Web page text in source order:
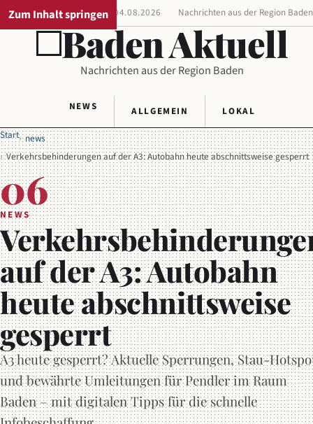
Zum Inhalt springen
REGIONALAUSGABE 04.08.2026 Nachrichten aus der Region Baden
Baden Aktuell
Nachrichten aus der Region Baden
NEWS ALLGEMEIN
LOKAL
Start news
Verkehrsbehinderungen auf der A3: Autobahn heute abschnittsweise gesperrt
06
NEWS
auf der A3: Autobahn
heute abschnittsweise
gesperrt
A3 heute gesperrt? Aktuelle Sperrungen, Stau-
und bewährte Umleitungen für Pendler im Raum
Baden – mit digitalen Tipps für die schnelle